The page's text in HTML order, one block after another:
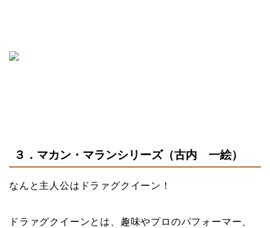
３．マカン・マランシリーズ（古内 一絵）
なんと主人公はドラァグクイーン！
ドラァグクイーンとは、趣味やプロのパフォーマー、